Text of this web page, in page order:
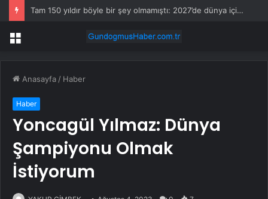
Tam 150 yıldır böyle bir şey olmamıştı: 2027’de dünya için kritik süreç başlıyor
Menü
Anasayfa / Haber
Haber
Yoncagül Yılmaz: Dünya
Şampiyonu Olmak
İstiyorum